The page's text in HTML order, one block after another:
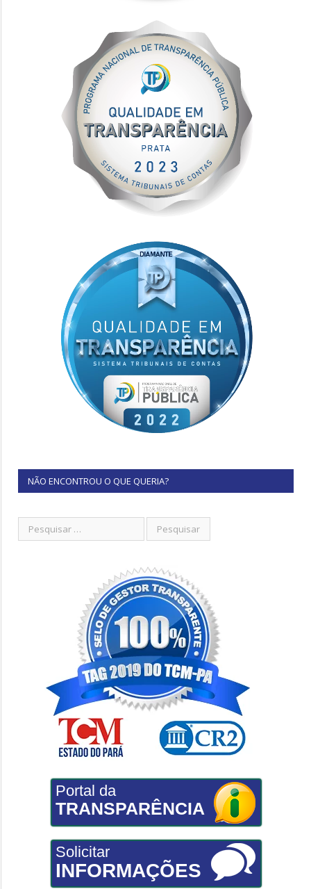
NÃO ENCONTROU O QUE QUERIA?
Portal da
TRANSPARÊNCIA
Solicitar
INFORMAÇÕES